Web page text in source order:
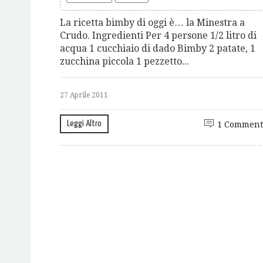
La ricetta bimby di oggi è… la Minestra a
Crudo. Ingredienti Per 4 persone 1/2 litro di
acqua 1 cucchiaio di dado Bimby 2 patate, 1
zucchina piccola 1 pezzetto...
27 Aprile 2011
Leggi Altro 1